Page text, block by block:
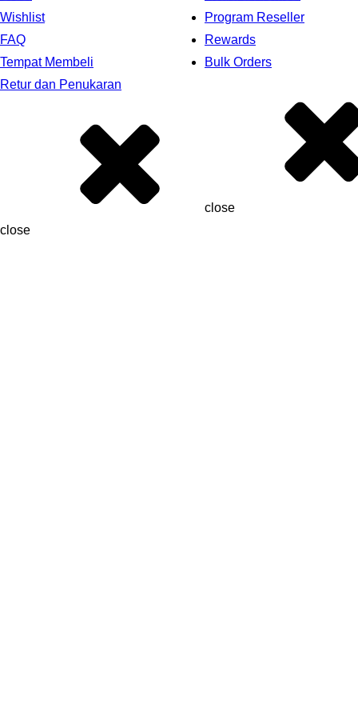
Wishlist
FAQ
Tempat Membeli
Retur dan Penukaran
close
Program Reseller
Rewards
Bulk Orders
close